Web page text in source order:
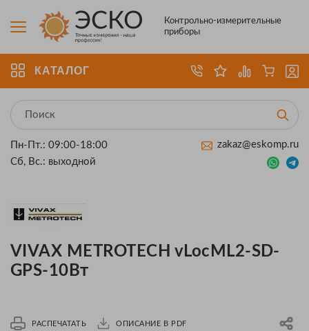
Контрольно-измерительные
приборы
КАТАЛОГ
Пн-Пт.: 09:00-18:00
Сб, Вс.: выходной
zakaz@eskomp.ru
VIVAX METROTECH vLocML2-SD-
GPS-10Вт
РАСПЕЧАТАТЬ ОПИСАНИЕ В PDF